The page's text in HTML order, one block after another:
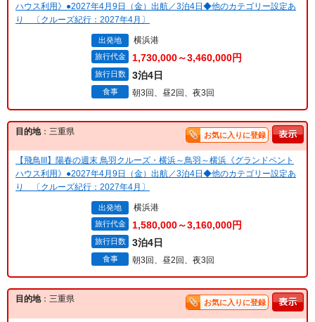
ハウス利用》●2027年4月9日（金）出航／3泊4日◆他のカテゴリー設定あ
り 〔クルーズ紀行：2027年4月〕
出発地 横浜港
旅行代金 1,730,000～3,460,000円
旅行日数 3泊4日
食事 朝3回、昼2回、夜3回
目的地：三重県 お気に入りに登録
【飛鳥III】陽春の週末 鳥羽クルーズ・横浜～鳥羽～横浜《グランドペント
ハウス利用》●2027年4月9日（金）出航／3泊4日◆他のカテゴリー設定あ
り 〔クルーズ紀行：2027年4月〕
出発地 横浜港
旅行代金 1,580,000～3,160,000円
旅行日数 3泊4日
食事 朝3回、昼2回、夜3回
目的地：三重県 お気に入りに登録